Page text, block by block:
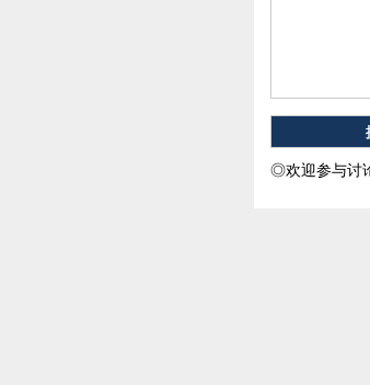
◎欢迎参与讨